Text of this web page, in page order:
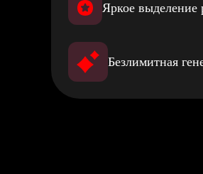
Яркое выделение
Безлимитная